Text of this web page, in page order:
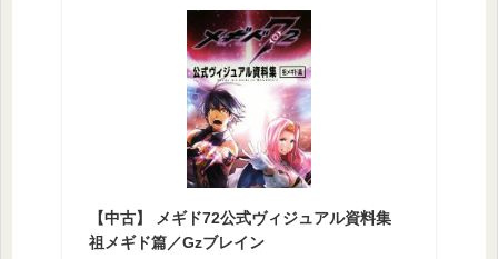
【中古】 メギド72公式ヴィジュアル資料集
祖メギド篇／Gzブレイン